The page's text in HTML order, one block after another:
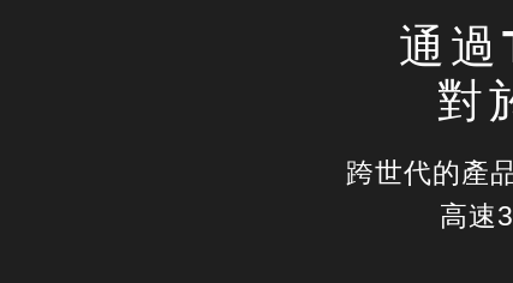
通
對
跨世代的產
高速